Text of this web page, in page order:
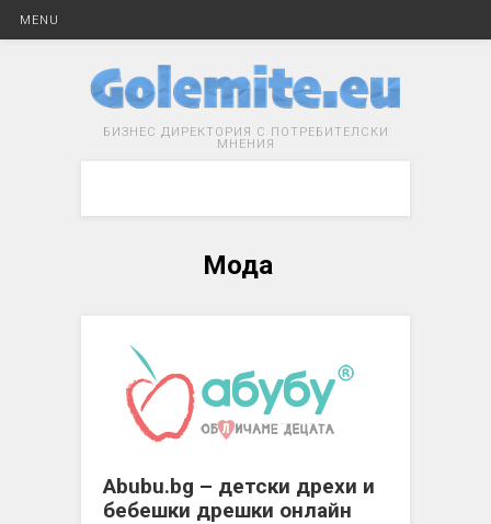
MENU
БИЗНЕС ДИРЕКТОРИЯ С ПОТРЕБИТЕЛСКИ
МНЕНИЯ
Мода
Abubu.bg – детски дрехи и
бебешки дрешки онлайн